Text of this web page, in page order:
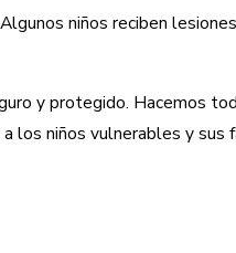
niños reciben
y protegido. Hacemos
los niños vulnerables y sus